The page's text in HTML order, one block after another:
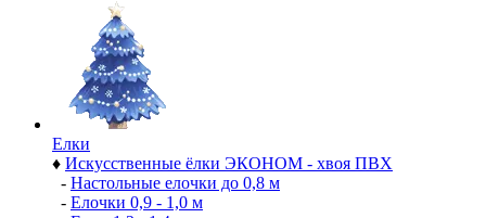
Елки
♦ Искусственные ёлки ЭКОНОМ - хвоя ПВХ
- Настольные елочки до 0,8 м
- Елочки 0,9 - 1,0 м